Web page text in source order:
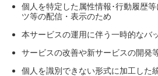
個人を特定した属性情報･行動履歴
ツ等の配信・表示のため
本サービスの運用に伴う一時的なバ
サービスの改善や新サービスの開発
個人を識別できない形式に加工した